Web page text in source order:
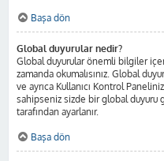
Başa dön
Global duyurular nedir?
Global duyurular önemli bilgiler
zamanda okumalısınız. Global
ve ayrıca Kullanıcı Kontrol
sahipseniz sizde bir global
tarafından ayarlanır.
Başa dön